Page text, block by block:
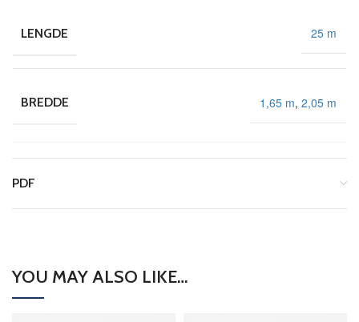
LENGDE 25 m
BREDDE 1,65 m, 2,05 m
PDF
YOU MAY ALSO LIKE…